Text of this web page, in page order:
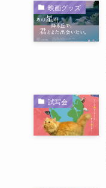
映画グッズ
試写会